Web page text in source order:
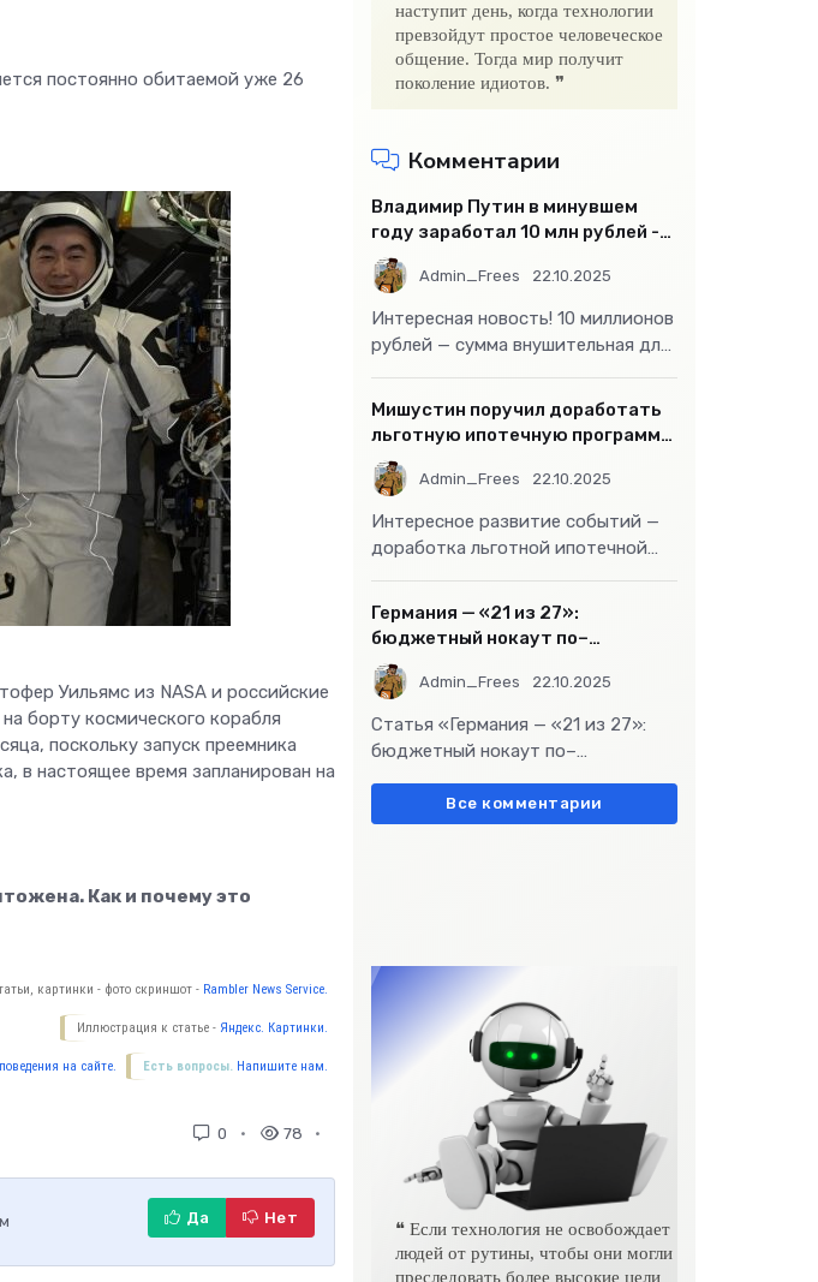
постоянно обитаемой уже 26
Уильямс из NASA и российские
борту космического корабля
поскольку запуск преемника
в настоящее время запланирован на
Как и почему это
картинки - фото скриншот - Rambler News Service.
Иллюстрация к статье - Яндекс. Картинки.
Есть вопросы. Напишите нам.
поведения на сайте.
0 78
Да Нет
наступит день, когда технологии
превзойдут простое человеческое
общение. Тогда мир получит
поколение идиотов. ❞
Комментарии
Владимир Путин в минувшем
году заработал 10 млн рублей -
«Бизнес»
Admin_Frees 22.10.2025
Интересная новость! 10 миллионов
рублей — сумма внушительная для
не
Мишустин поручил доработать
льготную ипотечную программу
- «Бизнес»
Admin_Frees 22.10.2025
Интересное развитие событий —
доработка льготной ипотечной
стать
Германия — «21 из 27»:
бюджетный нокаут по–
европейски
Admin_Frees 22.10.2025
Статья «Германия — «21 из 27»:
бюджетный нокаут по–
подчеркивает остроту
Все комментарии
❝ Если технология не освобождает
людей от рутины, чтобы они могли
преследовать более высокие цели